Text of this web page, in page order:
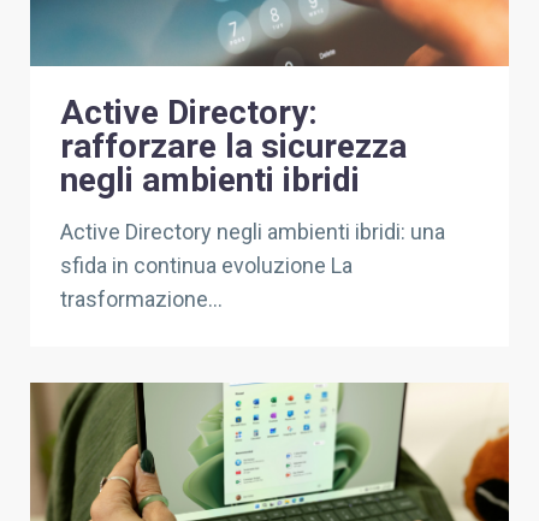
Active Directory:
rafforzare la sicurezza
negli ambienti ibridi
Active Directory negli ambienti ibridi: una
sfida in continua evoluzione La
trasformazione...